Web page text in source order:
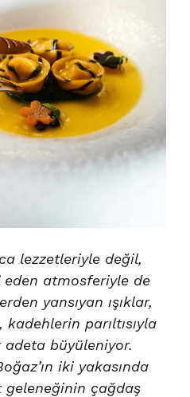
lezzetleriyle değil,
atmosferiyle de
yansıyan ışıklar,
parıltısıyla
büyüleniyor.
iki yakasında
çağdaş